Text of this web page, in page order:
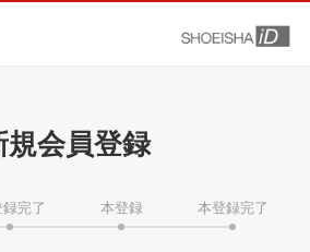
規会員登録
完了 本登録 本登録完了